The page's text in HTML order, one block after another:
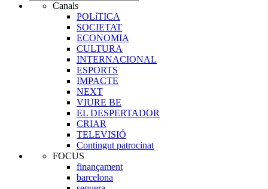
Canals
POLíTICA
SOCIETAT
ECONOMIA
CULTURA
INTERNACIONAL
ESPORTS
IMPACTE
NEXT
VIURE BE
EL DESPERTADOR
CRIAR
TELEVISIÓ
Contingut patrocinat
FOCUS
finançament
barcelona